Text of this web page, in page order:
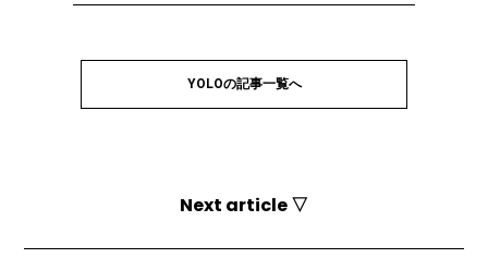
YOLOの記事一覧へ
Next article ▽